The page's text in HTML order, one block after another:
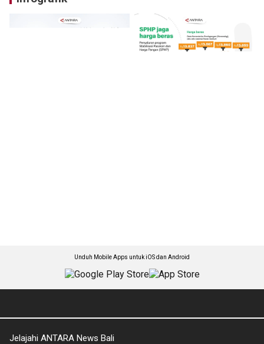
Unduh Mobile Apps untuk iOS dan Android
Jelajahi ANTARA News Bali